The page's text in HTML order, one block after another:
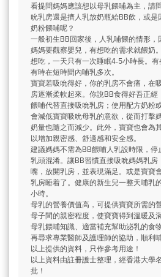
看提問媽媽應該想以母乳餵哺為主，請
吮乳房還是擠人乳放奶瓶給BB飲，或
奶粉餵哺呢？
一般初生BB回家後，人乳哺餵的情形，
媽媽要觀察嬰兒，有想吃的需求就餵奶
想吃，一天只有一次睡眠4-5小時長。有
有時在短時間內哺乳多次。
寶寶若吸吮得好，你的乳房不會痛，在
房逐漸柔軟起來。你說BB食得好吾正
餵哺代替直接吸吮乳房；使用配方奶粉
會減低寶寶吸吮母乳的意欲，從而打擊
奶量也隨之而減少。此外，寶寶也會為
以增加親密感、舒適感和安全感。
建議媽媽不需為BB餵哺人乳設時限，
乳頭混淆。讓BB習慣直接吸吮媽媽乳
嘴，放開乳房，並表現滿足。或是寶寶
乳房睡着了。健康的新生兒一整天哺乳
小時。
母乳的營養價值高，可提供寶寶所需的
母子間的親密程度，使寶寶得到溫暖及
母乳餵哺知識、適當補充幫助泌乳的食
再尋求專業醫師及護理師的協助，順利
以上提供的資料，只作參考用途！
以上資料由註冊護士整理，經香港大學
批！